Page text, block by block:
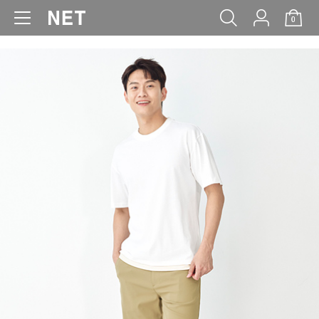
0
WOMEN MEN KIDS BABY